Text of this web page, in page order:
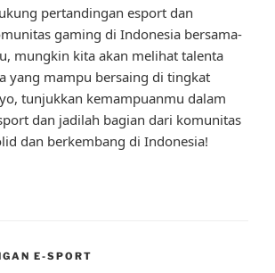
pertandingan esport dan
gaming di Indonesia bersama-
mungkin kita akan melihat talenta
yang mampu bersaing di tingkat
tunjukkan kemampuanmu dalam
dan jadilah bagian dari komunitas
dan berkembang di Indonesia!
E-SPORT